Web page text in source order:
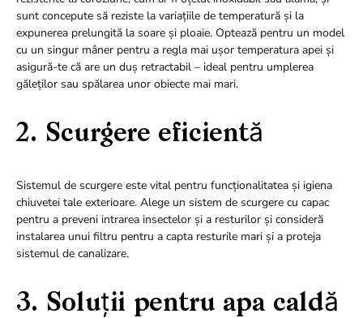
sunt concepute să reziste la variațiile de temperatură și la
expunerea prelungită la soare și ploaie. Optează pentru un model
cu un singur mâner pentru a regla mai ușor temperatura apei și
asigură-te că are un duș retractabil – ideal pentru umplerea
găleților sau spălarea unor obiecte mai mari.
2. Scurgere eficientă
Sistemul de scurgere este vital pentru funcționalitatea și igiena
chiuvetei tale exterioare. Alege un sistem de scurgere cu capac
pentru a preveni intrarea insectelor și a resturilor și consideră
instalarea unui filtru pentru a capta resturile mari și a proteja
sistemul de canalizare.
3. Soluții pentru apa caldă